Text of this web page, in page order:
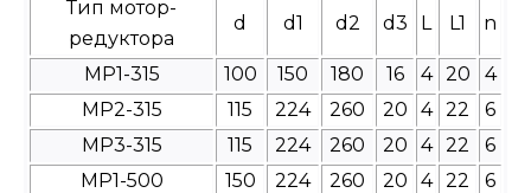
Тип мотор-
редуктора
d d1 d2 d3 L L1 n
МР1-315 100 150 180 16 4 20
4
МР2-315
115 224 260 20 4 22
6
МР3-315
115 224 260 20 4 22
6
МР1-500
150 224 260 20 4 22 6